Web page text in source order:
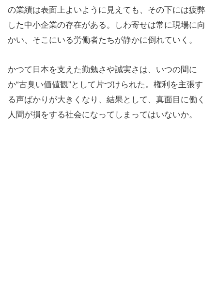
の業績は表面上よいように見えても、その下には疲弊
した中小企業の存在がある。しわ寄せは常に現場に向
かい、そこにいる労働者たちが静かに倒れていく。
かつて日本を支えた勤勉さや誠実さは、いつの間に
か“古臭い価値観”として片づけられた。権利を主張す
る声ばかりが大きくなり、結果として、真面目に働く
人間が損をする社会になってしまってはいないか。